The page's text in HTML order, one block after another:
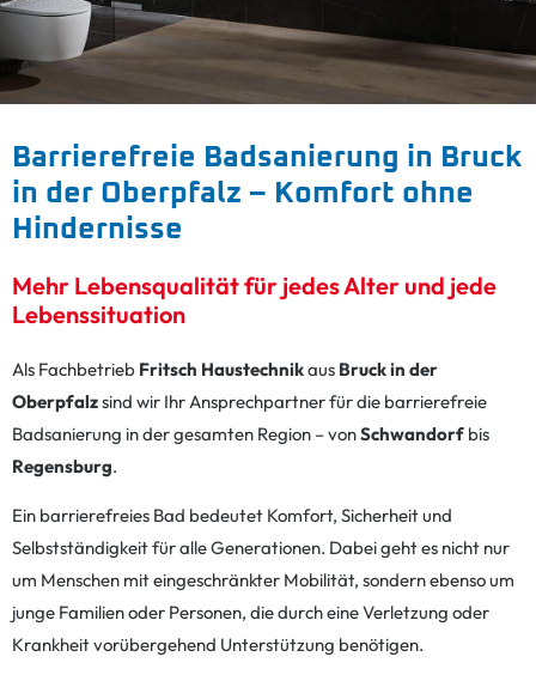
Barrierefreie Badsanierung in Bruck
in der Oberpfalz – Komfort ohne
Hindernisse
Mehr Lebensqualität für jedes Alter und jede
Lebenssituation
Als Fachbetrieb Fritsch Haustechnikaus Bruck in der
Oberpfalzsind wir Ihr Ansprechpartner für die barrierefreie
Badsanierung in der gesamten Region – vonSchwandorf bis
Regensburg.
Ein barrierefreies Bad bedeutet Komfort, Sicherheit und
Selbstständigkeit für alle Generationen. Dabei geht es nicht nur
um Menschen mit eingeschränkter Mobilität, sondern ebenso um
junge Familien oder Personen, die durch eine Verletzung oder
Krankheit vorübergehend Unterstützung benötigen.